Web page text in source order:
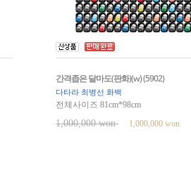
간격좁은 달마도(판화)(w) (5902)
다타라 최병선 화백
전체사이즈 81cm*98cm
1,000,000 won 1,000,000 won